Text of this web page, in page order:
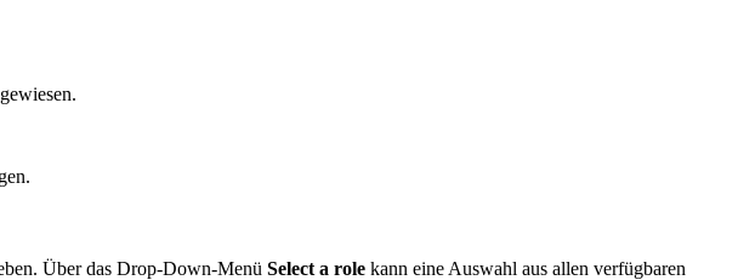
Über das Drop-Down-Menü Select a role kann eine Auswahl aus allen verfügbaren